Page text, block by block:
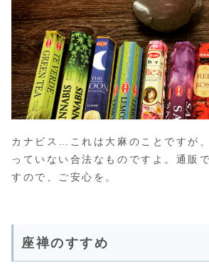
カナビス…これは大麻のことですが
っていない合法なものですよ。通販
すので、ご安心を。
座禅のすすめ